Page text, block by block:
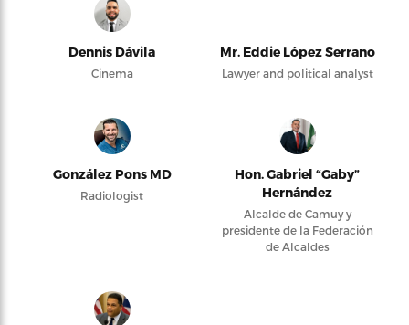
Dennis Dávila
Cinema
Mr. Eddie López Serrano
Lawyer and political analyst
González Pons MD
Radiologist
Hon. Gabriel “Gaby”
Hernández
Alcalde de Camuy y
presidente de la Federación
de Alcaldes